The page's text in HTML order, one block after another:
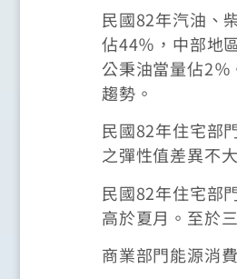
民國82年汽油、
佔44％，中部地
公秉油當量佔2
趨勢。
民國82年住宅部
之彈性值差異不大
民國82年住宅部
高於夏月。至於
商業部門能源消